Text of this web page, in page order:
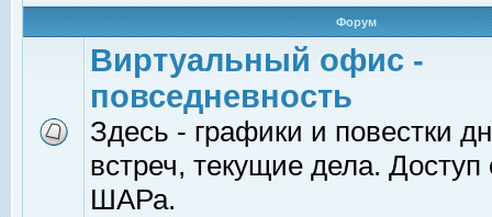
Форум
Виртуальный офис -
повседневность
Здесь - графики и повестки
встреч, текущие дела.
ШАРа.